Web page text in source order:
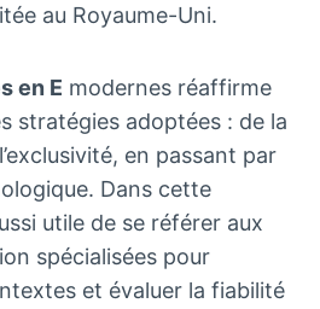
au Royaume-Uni.
en E modernes réaffirme
stratégies adoptées : de la
en passant par
Dans cette
utile de se référer aux
spécialisées pour
et évaluer la fiabilité